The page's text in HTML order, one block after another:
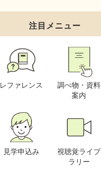
注目メニュー
レファレンス
調べ物・資料
案内
見学申込み 視聴覚ライブ
ラリー